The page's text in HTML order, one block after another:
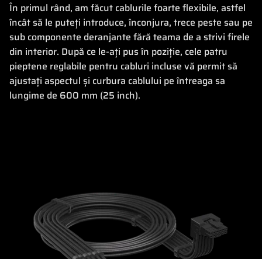
În primul rând, am făcut cablurile foarte flexibile, astfel
încât să le puteți introduce, înconjura, trece peste sau pe
sub componente deranjante fără teama de a strivi firele
din interior. După ce le-ați pus în poziție, cele patru
pieptene reglabile pentru cabluri incluse vă permit să
ajustați aspectul și curbura cablului pe întreaga sa
lungime de 600 mm (25 inch).